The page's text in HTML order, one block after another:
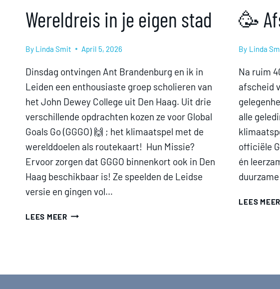
Wereldreis in je eigen stad
By Linda Smit April 5, 2026
Dinsdag ontvingen Ant Brandenburg en ik in
Leiden een enthousiaste groep scholieren van
het John Dewey College uit Den Haag. Uit drie
verschillende opdrachten kozen ze voor Global
Goals Go (GGGO) 🙌 ; het klimaatspel met de
werelddoelen als routekaart! Hun Missie?
Ervoor zorgen dat GGGO binnenkort ook in Den
Haag beschikbaar is! Ze speelden de Leidse
versie en gingen vol…
LEES MEERWERELDREIS
🥳
By Linda
Na ruim
afscheid
alle
officiële
én
LEES MEER